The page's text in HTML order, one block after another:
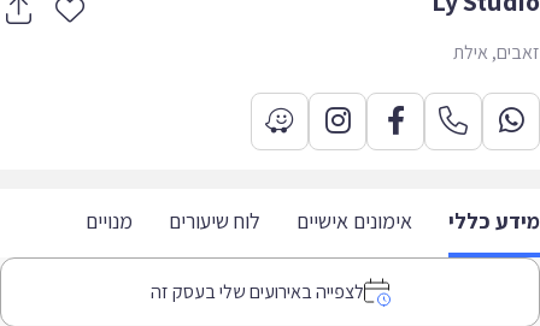
אילת
כללי אימונים אישיים לוח שיעורים מנויים
לצפייה באירועים שלי בעסק זה